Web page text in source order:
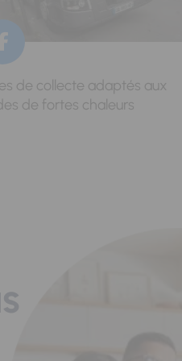
de collecte adaptés aux
de fortes chaleurs